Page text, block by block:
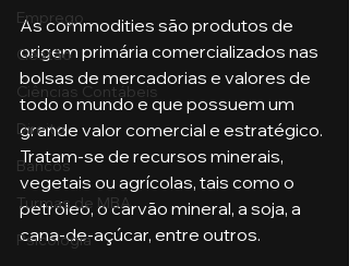
Emprego
Gestão
Ciências Contábeis
Direito
Bancos
Turmas de MBA
Psicologia
As commodities são produtos de
origem primária comercializados nas
bolsas de mercadorias e valores de
todo o mundo e que possuem um
grande valor comercial e estratégico.
Tratam-se de recursos minerais,
vegetais ou agrícolas, tais como o
petróleo, o carvão mineral, a soja, a
cana-de-açúcar, entre outros.